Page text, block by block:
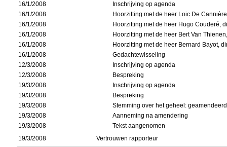
16/1/2008
Inschrijving op agenda
16/1/2008
Hoorzitting met de heer Loic De
16/1/2008
Hoorzitting met de heer Hugo Couderé,
16/1/2008
Hoorzitting met de heer Bert Van
16/1/2008
Hoorzitting met de heer Bernard Bayot,
16/1/2008
Gedachtewisseling
12/3/2008
Inschrijving op agenda
12/3/2008
Bespreking
19/3/2008
Inschrijving op agenda
19/3/2008
Bespreking
19/3/2008
Stemming over het geheel:
19/3/2008
Aanneming na amendering
19/3/2008
Tekst aangenomen
19/3/2008
Vertrouwen rapporteur